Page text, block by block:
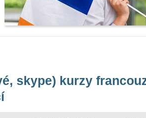
skype) kurzy